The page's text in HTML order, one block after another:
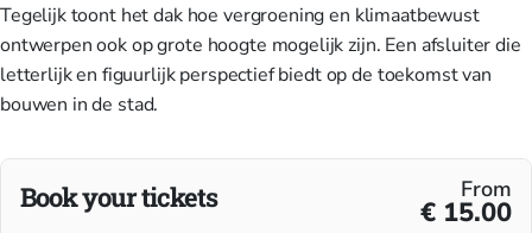
Tegelijk toont het dak hoe vergroening en klimaatbewust
ontwerpen ook op grote hoogte mogelijk zijn. Een afsluiter die
letterlijk en figuurlijk perspectief biedt op de toekomst van
bouwen in de stad.
Book your tickets From
€ 15.00